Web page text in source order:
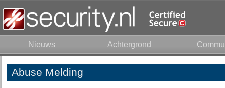
Nieuws Achtergrond
Abuse Melding